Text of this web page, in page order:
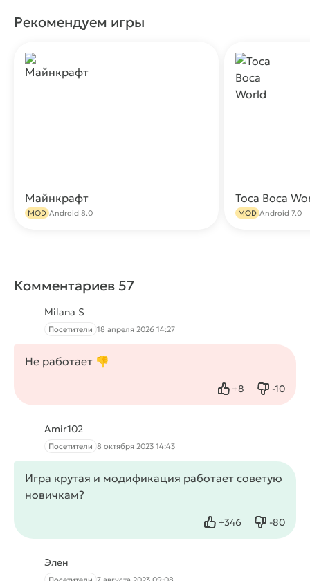
Рекомендуем игры
Майнкрафт
MOD Android 8.0
Toca Boca
MOD Android 7.0
Комментариев 57
Milana S
Посетители 18 апреля 2026 14:27
Не работает 👎
+8
Нравится -10
Не
Amir102
Посетители 8 октября 2023 14:43
Игра крутая и модификация работает советую
новичкам?
+346
Нравится -80
Не
Элен